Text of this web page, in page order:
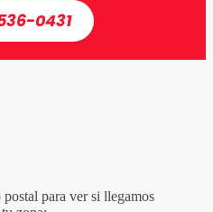
0431
para ver si llegamos